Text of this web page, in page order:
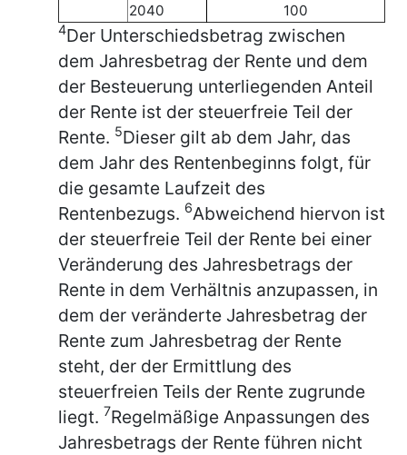
2040
100
4Der Unterschiedsbetrag zwischen
dem Jahresbetrag der Rente und dem
der Besteuerung unterliegenden Anteil
der Rente ist der steuerfreie Teil der
Rente. 5Dieser gilt ab dem Jahr, das
dem Jahr des Rentenbeginns folgt, für
die gesamte Laufzeit des
Rentenbezugs. 6Abweichend hiervon ist
der steuerfreie Teil der Rente bei einer
Veränderung des Jahresbetrags der
Rente in dem Verhältnis anzupassen, in
dem der veränderte Jahresbetrag der
Rente zum Jahresbetrag der Rente
steht, der der Ermittlung des
steuerfreien Teils der Rente zugrunde
liegt. 7Regelmäßige Anpassungen des
Jahresbetrags der Rente führen nicht